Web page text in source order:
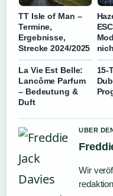
TT Isle of Man –
Termine,
Ergebnisse,
Strecke 2024/2025
La Vie Est Belle:
Lancôme Parfum
– Bedeutung &
Duft
15-
UBER
Wir